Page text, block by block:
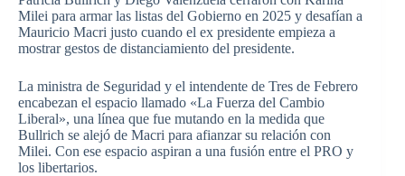
Milei para armar las listas del Gobierno en 2025 y desafían a
Mauricio Macri justo cuando el ex presidente empieza a
mostrar gestos de distanciamiento del presidente.
La ministra de Seguridad y el intendente de Tres de Febrero
encabezan el espacio llamado «La Fuerza del Cambio
Liberal», una línea que fue mutando en la medida que
Bullrich se alejó de Macri para afianzar su relación con
Milei. Con ese espacio aspiran a una fusión entre el PRO y
los libertarios.